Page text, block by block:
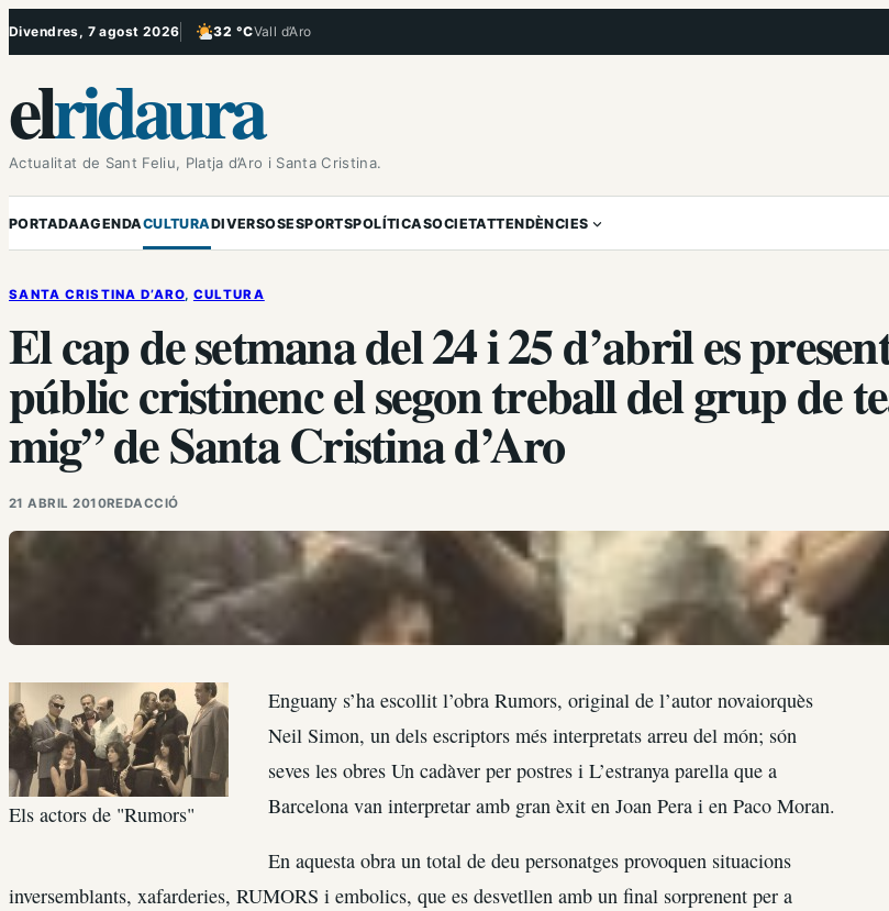
Vés
Divendres, 7 agost 2026 32 °CVall d’Aro
, Poc ennuvolat
elridaura
Actualitat de Sant Feliu, Platja d’Aro i Santa Cristina.
PORTADAAGENDACULTURADIVERSOSESPORTSPOLÍTICASOCIETATTENDÈNCIES
SANTA CRISTINA D’ARO, CULTURA
El cap de setmana del 24 i 25 d’abril es
públic cristinenc el segon treball del grup de
mig” de Santa Cristina d’Aro
21 ABRIL 2010REDACCIÓ
Els actors de "Rumors"
Enguany s’ha escollit l’obra Rumors, original de l’autor novaiorquès
Neil Simon, un dels escriptors més interpretats arreu del món; són
seves les obres Un cadàver per postres i L’estranya parella que a
Barcelona van interpretar amb gran èxit en Joan Pera i en Paco Moran.
En aquesta obra un total de deu personatges provoquen situacions
inversemblants, xafarderies, RUMORS i embolics, que es desvetllen amb un final sorprenent per a